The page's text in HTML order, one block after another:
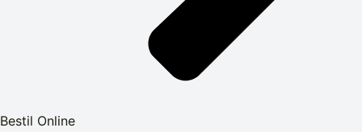
Bestil Online